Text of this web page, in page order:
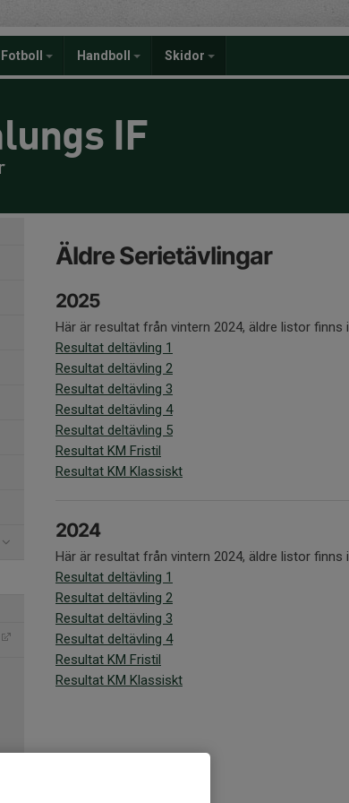
Fotboll Handboll Skidor
IF
Äldre Serietävlingar
2025
Här är resultat från vintern 2024, äldre listor finns i
Resultat deltävling 1
Resultat deltävling 2
Resultat deltävling 3
Resultat deltävling 4
Resultat deltävling 5
Resultat KM Fristil
Resultat KM Klassiskt
2024
Här är resultat från vintern 2024, äldre listor finns i
Resultat deltävling 1
Resultat deltävling 2
Resultat deltävling 3
Resultat deltävling 4
Resultat KM Fristil
Resultat KM Klassiskt